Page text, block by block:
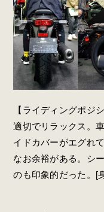
【ライディングポジ
適切でリラックス。
イドカバーがエグれ
なお余裕がある。シ
のも印象的だった。[